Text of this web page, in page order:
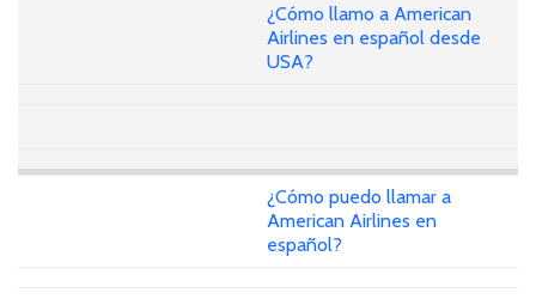
¿Cómo llamo a American
Airlines en español desde
USA?
¿Cómo puedo llamar a
American Airlines en
español?